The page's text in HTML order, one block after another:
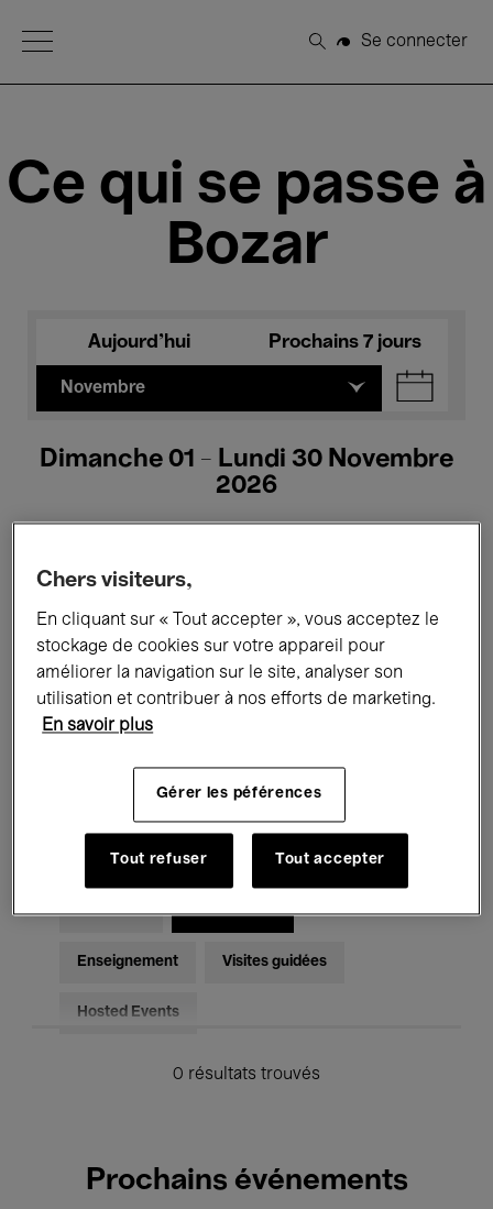
Open Menu
Rechercher
Se connecter
Ce qui se passe à
Bozar
Aujourd'hui Prochains 7 jours
Novembre
Dimanche 01 - Lundi 30 Novembre
2026
Tous les événements Concerts
Expositions Films Performances
Rencontres & Débats
Musique classique Global Music
Musique électronique
Pour tous Kids’ Palace
Enseignement Visites guidées
Hosted Events
0 résultats trouvés
Prochains événements
Chers visiteurs,
En cliquant sur « Tout accepter », vous acceptez le
stockage de cookies sur votre appareil pour
améliorer la navigation sur le site, analyser son
utilisation et contribuer à nos efforts de marketing.
En savoir plus
Gérer les péférences
Tout refuser Tout accepter